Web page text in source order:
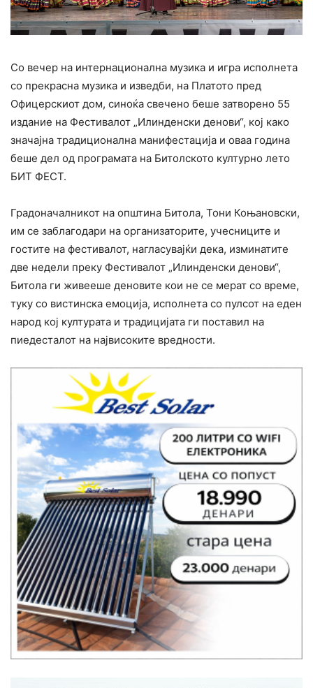
Со вечер на интернационална музика и игра исполнета
со прекрасна музика и изведби, на Платото пред
Офицерскиот дом, синоќа свечено беше затворено 55
издание на Фестивалот „Илинденски денови“, кој како
значајна традиционална манифестација и оваа година
беше дел од програмата на Битолското културно лето
БИТ ФЕСТ.
Градоначалникот на општина Битола, Тони Коњановски,
им се заблагодари на организаторите, учесниците и
гостите на фестивалот, нагласувајќи дека, изминатите
две недели преку Фестивалот „Илинденски денови“,
Битола ги живееше деновите кои не се мерат со време,
туку со вистинска емоција, исполнета со пулсот на еден
народ кој културата и традицијата ги поставил на
пиедесталот на највисоките вредности.